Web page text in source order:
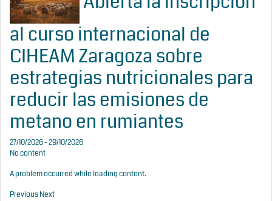
al curso internacional de
CIHEAM Zaragoza sobre
estrategias nutricionales para
reducir las emisiones de
metano en rumiantes
27/10/2026 - 29/10/2026
No content
A problem occurred while loading content.
PreviousNext